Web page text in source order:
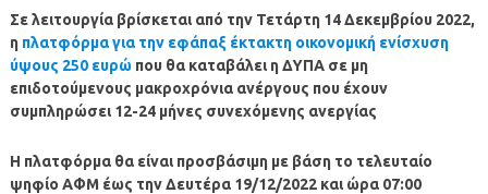
Σε λειτουργία βρίσκεται από την Τετάρτη 14 Δεκεμβρίου 2022,
η πλατφόρμα για την εφάπαξ έκτακτη οικονομική ενίσχυση
ύψους 250 ευρώπου θα καταβάλει η ΔΥΠΑ σε μη
επιδοτούμενους μακροχρόνια ανέργους που έχουν
συμπληρώσει 12-24 μήνες συνεχόμενης ανεργίας
Η πλατφόρμα θα είναι προσβάσιμη με βάση το τελευταίο
ψηφίο ΑΦΜ έως την Δευτέρα 19/12/2022 και ώρα 07:00